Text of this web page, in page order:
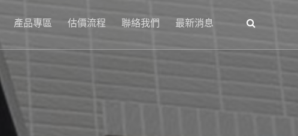
產品專區 估價流程 聯絡我們 最新消息